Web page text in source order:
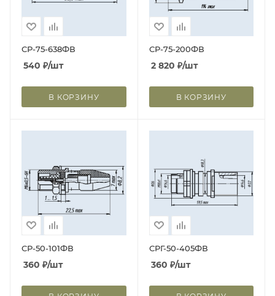
СР-75-638ФВ
540 ₽/шт
В КОРЗИНУ
СР-75-200ФВ
2 820 ₽/шт
В КОРЗИНУ
СР-50-101ФВ
360 ₽/шт
СРГ-50-405ФВ
360 ₽/шт